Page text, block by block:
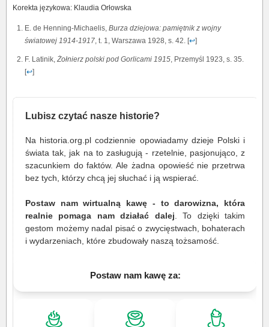
Korekta językowa: Klaudia Orłowska
E. de Henning-Michaelis, Burza dziejowa: pamiętnik z wojny
światowej 1914-1917, t. 1, Warszawa 1928, s. 42. [↩]
F. Latinik, Żołnierz polski pod Gorlicami 1915, Przemyśl 1923, s. 35.
[↩]
Lubisz czytać nasze historie?
Na historia.org.pl codziennie opowiadamy dzieje Polski i
świata tak, jak na to zasługują - rzetelnie, pasjonująco, z
szacunkiem do faktów. Ale żadna opowieść nie przetrwa
bez tych, którzy chcą jej słuchać i ją wspierać.
Postaw nam wirtualną kawę - to darowizna, która
realnie pomaga nam działać dalej. To dzięki takim
gestom możemy nadal pisać o zwycięstwach, bohaterach
i wydarzeniach, które zbudowały naszą tożsamość.
Postaw nam kawę za: